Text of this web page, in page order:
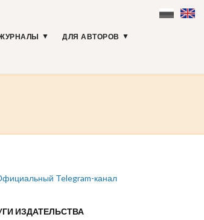
ДЛЯ АВТОРОВ
Telegram-канал
ИЗДАТЕЛЬСТВА